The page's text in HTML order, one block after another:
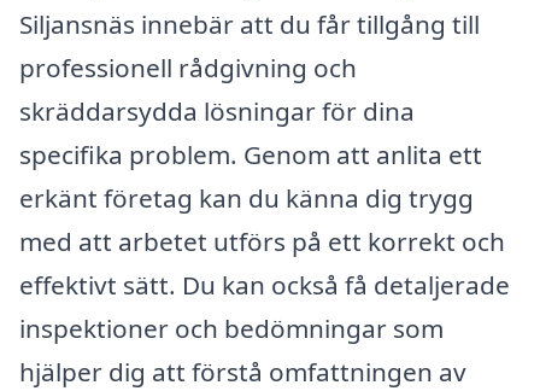
Siljansnäs innebär att du får tillgång till
professionell rådgivning och
skräddarsydda lösningar för dina
specifika problem. Genom att anlita ett
erkänt företag kan du känna dig trygg
med att arbetet utförs på ett korrekt och
effektivt sätt. Du kan också få detaljerade
inspektioner och bedömningar som
hjälper dig att förstå omfattningen av